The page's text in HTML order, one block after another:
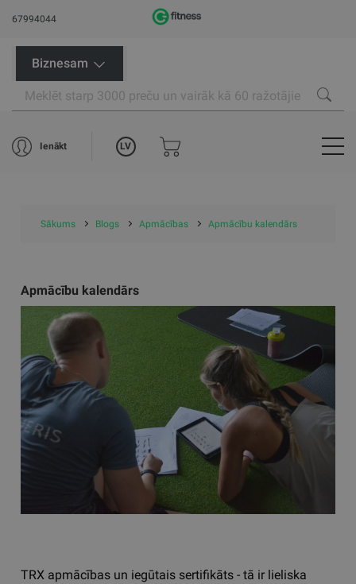
67994044
Biznesam
Ienākt LV
Sākums Blogs Apmācības Apmācību kalendārs
Apmācību kalendārs
TRX apmācības un iegūtais sertifikāts - tā ir lieliska